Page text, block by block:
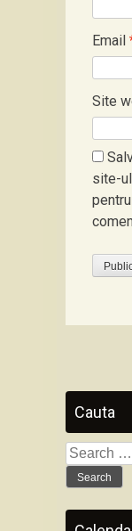
Email
Site
site-
Cauta
Search
for: